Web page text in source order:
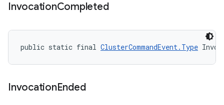
InvocationCompleted
public static final ClusterCommandEvent.Type
InvocationEnded